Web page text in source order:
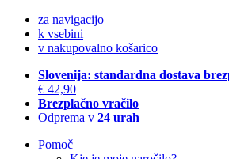
za navigacijo
k vsebini
v nakupovalno košarico
Slovenija: standardna dostava
€ 42,90
Brezplačno vračilo
Odprema v 24 urah
Pomoč